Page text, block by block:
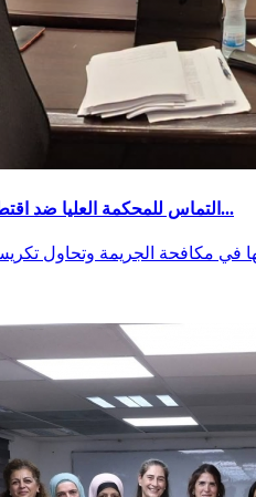
التماس للمحكمة العليا ضد اقتطاع نصف مليار شيكل من...
في مكافحة الجريمة وتحاول